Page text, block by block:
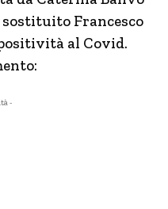
Francesco
al Covid.
-